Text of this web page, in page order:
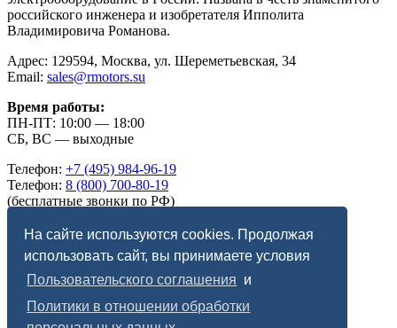
На сайте используются cookies. Продолжая
использовать сайт, вы принимаете условия
Пользовательского соглашения и
Политики в отношении обработки
российского инженера и изобретателя Ипполита
Владимировича Романова.
Адрес: 129594, Москва, ул. Шереметьевская, 34
Email: sales@rmotors.su
Время работы:
ПН-ПТ: 10:00 — 18:00
СБ, ВС — выходные
Телефон: +7 (495) 984-96-19
Телефон: 8 (800) 700-80-19
(бесплатные звонки по РФ)
Max:romanov_motors
Правовая информация:
Политика в отношении обработки персональных